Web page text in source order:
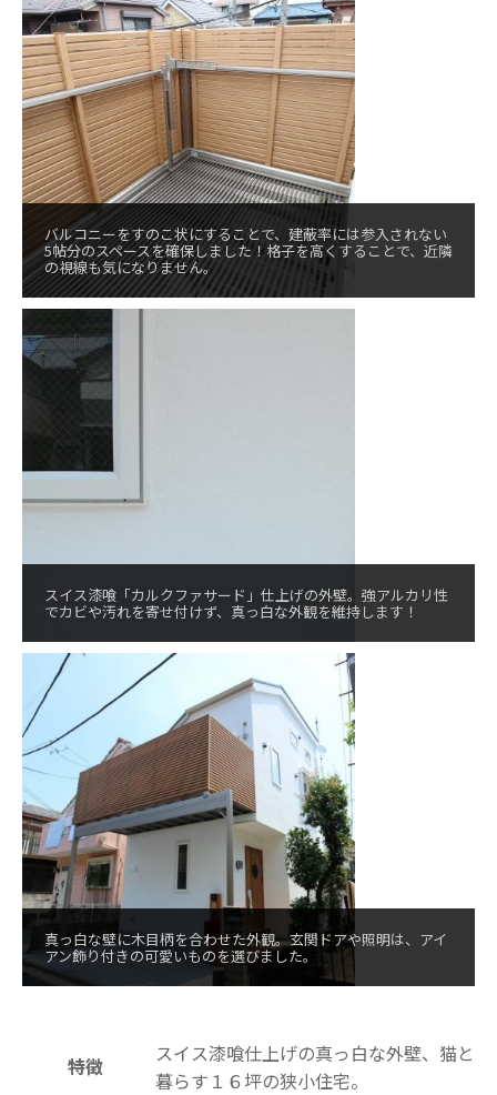
バルコニーをすのこ状にすることで、建蔽率には参入されない
5帖分のスペースを確保しました！格子を高くすることで、近隣
の視線も気になりません。
スイス漆喰「カルクファサード」仕上げの外壁。強アルカリ性
でカビや汚れを寄せ付けず、真っ白な外観を維持します！
真っ白な壁に木目柄を合わせた外観。玄関ドアや照明は、アイ
アン飾り付きの可愛いものを選びました。
特徴
スイス漆喰仕上げの真っ白な外壁、猫と
暮らす１６坪の狭小住宅。